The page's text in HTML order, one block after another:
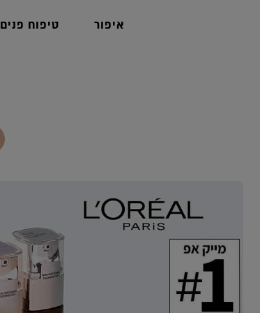
איפור טיפוח פנים